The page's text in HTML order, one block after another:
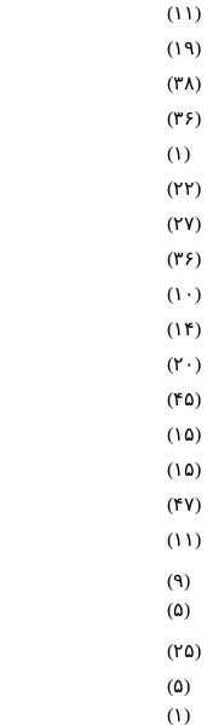
(۱۱)
(۱۹)
(۳۸)
(۳۶)
(۱)
(۲۲)
(۲۷)
(۳۶)
(۱۰)
(۱۴)
(۲۰)
(۴۵)
(۱۵)
(۱۵)
(۴۷)
(۱۱)
(۹)
(۵)
(۲۵)
(۵)
(۱)